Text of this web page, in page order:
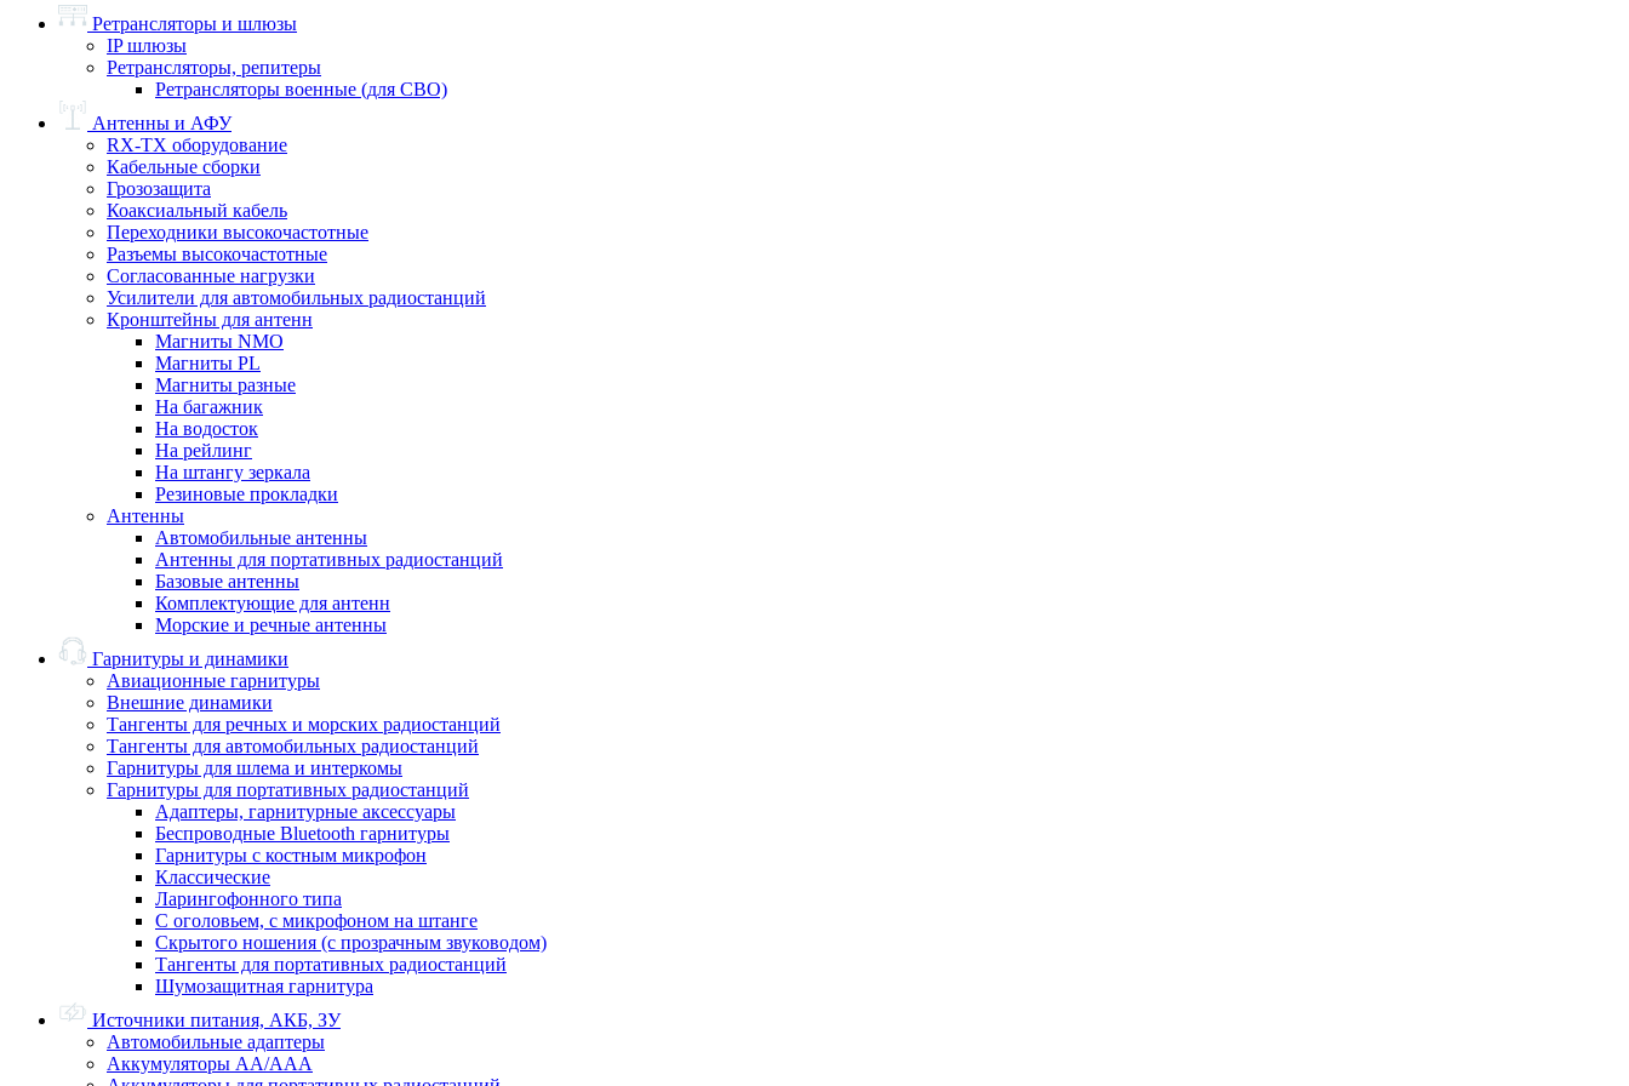
Ретрансляторы и шлюзы
IP шлюзы
Ретрансляторы, репитеры
Ретрансляторы военные (для СВО)
Антенны и АФУ
RX-TX оборудование
Кабельные сборки
Грозозащита
Коаксиальный кабель
Переходники высокочастотные
Разъемы высокочастотные
Согласованные нагрузки
Усилители для автомобильных радиостанций
Кронштейны для антенн
Магниты NMO
Магниты PL
Магниты разные
На багажник
На водосток
На рейлинг
На штангу зеркала
Резиновые прокладки
Антенны
Автомобильные антенны
Антенны для портативных радиостанций
Базовые антенны
Комплектующие для антенн
Морские и речные антенны
Гарнитуры и динамики
Авиационные гарнитуры
Внешние динамики
Тангенты для речных и морских радиостанций
Тангенты для автомобильных радиостанций
Гарнитуры для шлема и интеркомы
Гарнитуры для портативных радиостанций
Адаптеры, гарнитурные аксессуары
Беспроводные Bluetooth гарнитуры
Гарнитуры с костным микрофон
Классические
Ларингофонного типа
С оголовьем, с микрофоном на штанге
Скрытого ношения (с прозрачным звуководом)
Тангенты для портативных радиостанций
Шумозащитная гарнитура
Источники питания, АКБ, ЗУ
Автомобильные адаптеры
Аккумуляторы АА/ААА